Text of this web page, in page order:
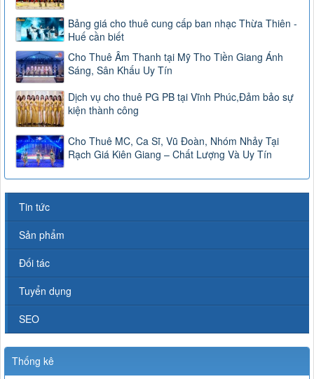
Bảng giá cho thuê cung cấp ban nhạc Thừa Thiên -
Huế cần biết
Cho Thuê Âm Thanh tại Mỹ Tho Tiền Giang Ánh
Sáng, Sân Khấu Uy Tín
Dịch vụ cho thuê PG PB tại Vĩnh Phúc,Đảm bảo sự
kiện thành công
Cho Thuê MC, Ca Sĩ, Vũ Đoàn, Nhóm Nhảy Tại
Rạch Giá Kiên Giang – Chất Lượng Và Uy Tín
Tin tức
Sản phẩm
Đối tác
Tuyển dụng
SEO
Thống kê